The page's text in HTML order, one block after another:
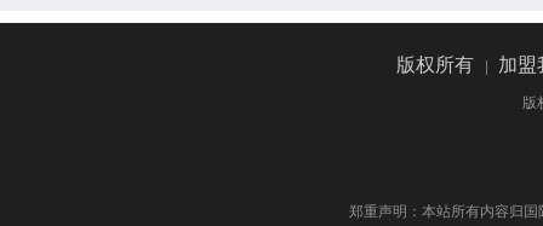
版权所有 | 加
版
郑重声明：本站所有内容归